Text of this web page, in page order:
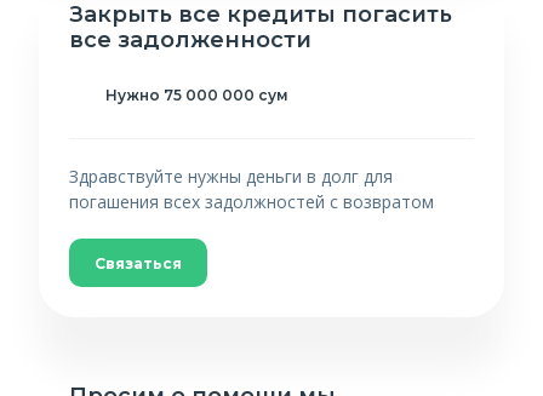
Закрыть все кредиты погасить
все задолженности
Нужно 75 000 000 сум
Здравствуйте нужны деньги в долг для
погашения всех задолжностей с возвратом
Связаться